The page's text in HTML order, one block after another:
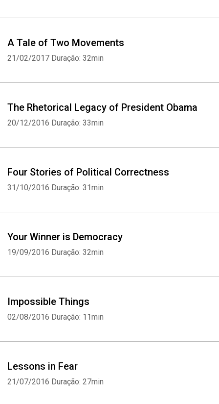
A Tale of Two Movements
21/02/2017 Duração: 32min
The Rhetorical Legacy of President Obama
20/12/2016 Duração: 33min
Four Stories of Political Correctness
31/10/2016 Duração: 31min
Your Winner is Democracy
19/09/2016 Duração: 32min
Impossible Things
02/08/2016 Duração: 11min
Lessons in Fear
21/07/2016 Duração: 27min